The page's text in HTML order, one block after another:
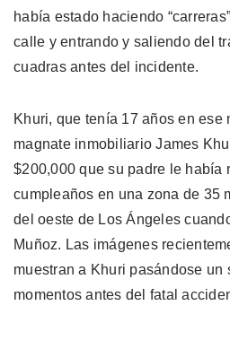
había estado haciendo
calle y entrando y saliendo del
cuadras antes del incidente.
Khuri, que tenía 17 años en ese
magnate inmobiliario James
$200,000 que su padre le había
cumpleaños en una zona de 35
del oeste de Los Ángeles
Muñoz. Las imágenes
muestran a Khuri pasándose un
momentos antes del fatal